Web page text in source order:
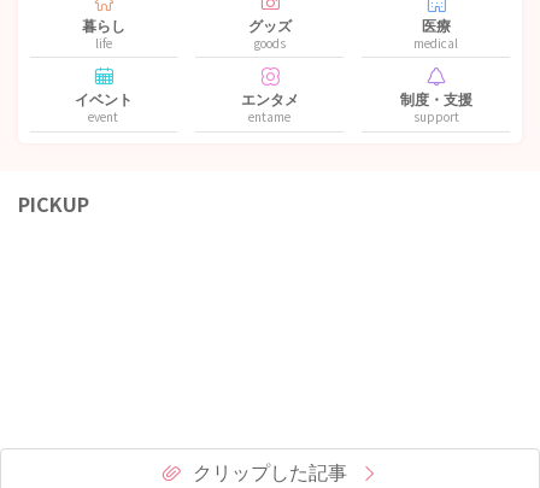
暮らし
life
グッズ
goods
医療
medical
イベント
event
エンタメ
entame
制度・支援
support
PICKUP
クリップした記事